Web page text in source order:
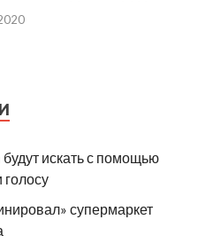
искать с помощью
голосу
супермаркет